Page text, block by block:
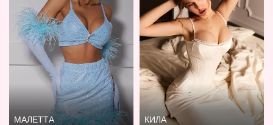
МАЛЕТТА КИЛА